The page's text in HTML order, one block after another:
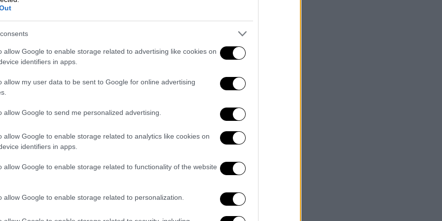
allow Google to enable storage related to advertising like cookies on
identifiers in apps.
allow my user data to be sent to Google for online advertising
allow Google to send me personalized advertising.
allow Google to enable storage related to analytics like cookies on
identifiers in apps.
allow Google to enable storage related to functionality of the website
allow Google to enable storage related to personalization.
στα παραπάνω θέματα λόγο του φόβου
ο παράγοντας αυτός το «κλείδωσε». Έτσι
μία κατάθεσηη οποία θέλουν να γίνει
να δώσειπερισσότερα στοιχεία
αφορούν σοβαρά αδικήματα όπως
τους αστυνομικούς να μεταβούν στο
.
τον 19χρονο που είχε
της ΜΚΟ
πρώτος ηγετικό στέλεχος της